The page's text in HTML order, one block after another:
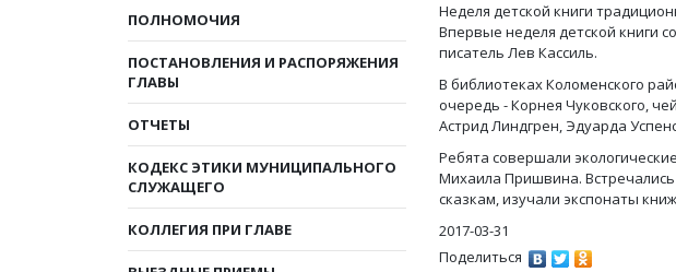
ПОЛНОМОЧИЯ
ПОСТАНОВЛЕНИЯ И РАСПОРЯЖЕНИЯ
ГЛАВЫ
ОТЧЕТЫ
КОДЕКС ЭТИКИ МУНИЦИПАЛЬНОГО
СЛУЖАЩЕГО
КОЛЛЕГИЯ ПРИ ГЛАВЕ
Неделя детской книги
Впервые неделя детской книги
писатель Лев Кассиль.
В библиотеках Коломенского
очередь - Корнея Чуковского,
Астрид Линдгрен, Эдуарда
Ребята совершали
Михаила Пришвина.
сказкам, изучали экспонаты
2017-03-31
Поделиться